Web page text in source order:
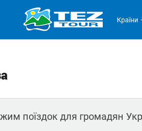
Країни
поїздок для громадян